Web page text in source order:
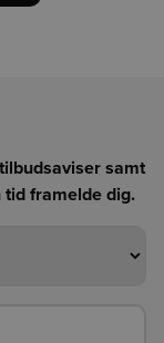
samt
framelde dig.